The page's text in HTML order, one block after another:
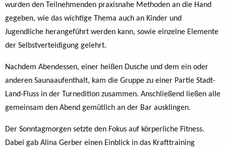
wurden den Teilnehmenden praxisnahe Methoden an die Hand
gegeben, wie das wichtige Thema auch an Kinder und
Jugendliche herangeführt werden kann, sowie einzelne Elemente
der Selbstverteidigung gelehrt.
Nachdem Abendessen, einer heißen Dusche und dem ein oder
anderen Saunaaufenthalt, kam die Gruppe zu einer Partie Stadt-
Land-Fluss in der Turnedition zusammen. Anschließend ließen alle
gemeinsam den Abend gemütlich an der Bar ausklingen.
Der Sonntagmorgen setzte den Fokus auf körperliche Fitness.
Dabei gab Alina Gerber einen Einblick in das Krafttraining